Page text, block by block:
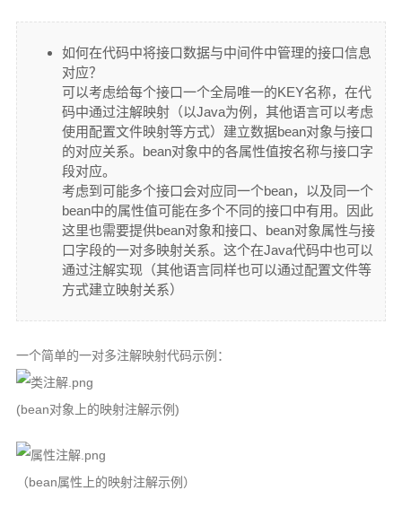
如何在代码中将接口数据与中间件中管理的接口信息
对应？
可以考虑给每个接口一个全局唯一的KEY名称，在代
码中通过注解映射（以Java为例，其他语言可以考虑
使用配置文件映射等方式）建立数据bean对象与接口
的对应关系。bean对象中的各属性值按名称与接口字
段对应。
考虑到可能多个接口会对应同一个bean，以及同一个
bean中的属性值可能在多个不同的接口中有用。因此
这里也需要提供bean对象和接口、bean对象属性与接
口字段的一对多映射关系。这个在Java代码中也可以
通过注解实现（其他语言同样也可以通过配置文件等
方式建立映射关系）
一个简单的一对多注解映射代码示例：
(bean对象上的映射注解示例)
（bean属性上的映射注解示例）